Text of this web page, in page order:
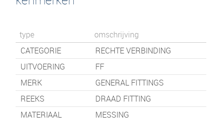
type
omschrijving
CATEGORIE
RECHTE VERBINDING
UITVOERING
FF
MERK
GENERAL FITTINGS
REEKS
DRAAD FITTING
MATERIAAL
MESSING